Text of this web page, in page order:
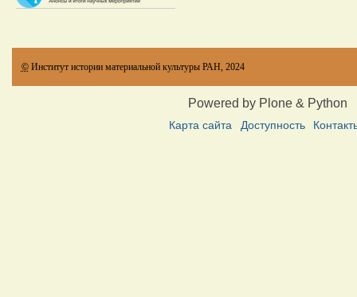
© Институт истории материальной культуры РАН, 2024
Powered by Plone & Python
Карта сайта Доступность